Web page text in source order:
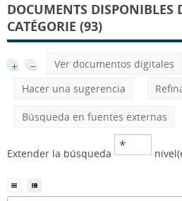
DOCUMENTS DISPONIBLES
CATÉGORIE (93)
Ver documentos digitales
Hacer una sugerencia
Búsqueda en fuentes externas
Extender la búsqueda